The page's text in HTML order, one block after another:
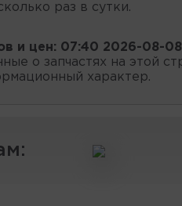
раз в сутки.
и цен: 07:40 2026-08-08
о запчастях на этой
характер.